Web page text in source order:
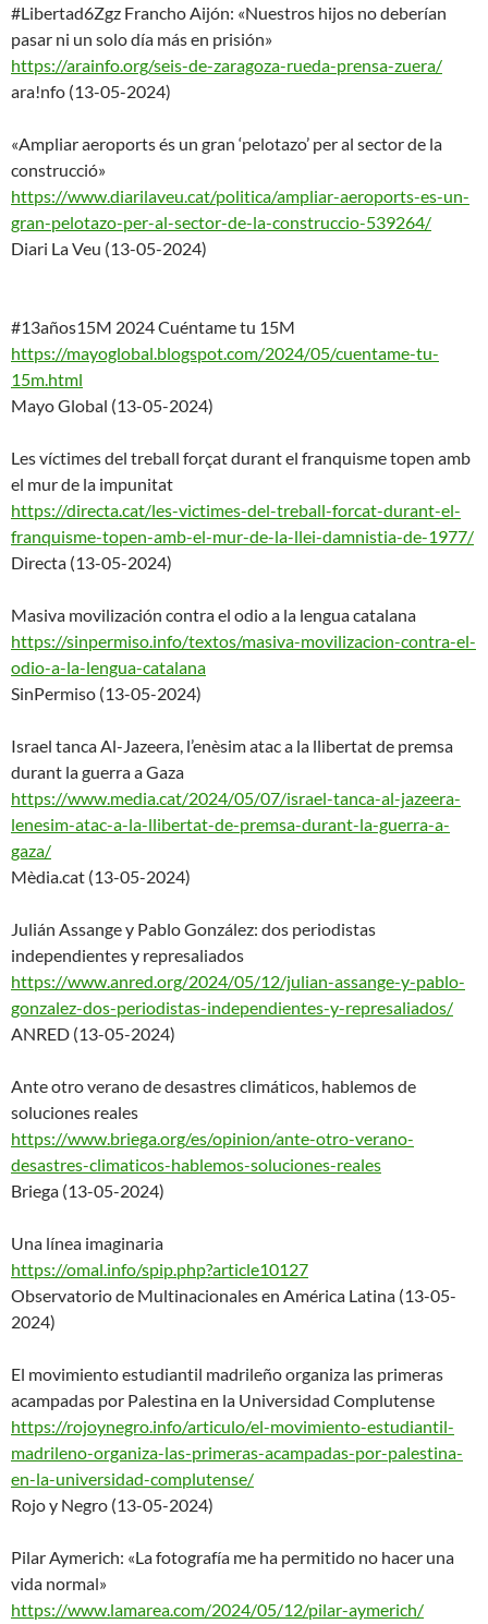
#Libertad6Zgz Francho Aijón: «Nuestros hijos no deberían
pasar ni un solo día más en prisión»
https://arainfo.org/seis-de-zaragoza-rueda-prensa-zuera/
ara!nfo (13-05-2024)
«Ampliar aeroports és un gran ‘pelotazo’ per al sector de la
construcció»
https://www.diarilaveu.cat/politica/ampliar-aeroports-es-un-
gran-pelotazo-per-al-sector-de-la-construccio-539264/
Diari La Veu (13-05-2024)
#13años15M 2024 Cuéntame tu 15M
https://mayoglobal.blogspot.com/2024/05/cuentame-tu-
15m.html
Mayo Global (13-05-2024)
Les víctimes del treball forçat durant el franquisme topen amb
el mur de la impunitat
https://directa.cat/les-victimes-del-treball-forcat-durant-el-
franquisme-topen-amb-el-mur-de-la-llei-damnistia-de-1977/
Directa (13-05-2024)
Masiva movilización contra el odio a la lengua catalana
https://sinpermiso.info/textos/masiva-movilizacion-contra-el-
odio-a-la-lengua-catalana
SinPermiso (13-05-2024)
Israel tanca Al-Jazeera, l’enèsim atac a la llibertat de premsa
durant la guerra a Gaza
https://www.media.cat/2024/05/07/israel-tanca-al-jazeera-
lenesim-atac-a-la-llibertat-de-premsa-durant-la-guerra-a-
gaza/
Mèdia.cat (13-05-2024)
Julián Assange y Pablo González: dos periodistas
independientes y represaliados
https://www.anred.org/2024/05/12/julian-assange-y-pablo-
gonzalez-dos-periodistas-independientes-y-represaliados/
ANRED (13-05-2024)
Ante otro verano de desastres climáticos, hablemos de
soluciones reales
https://www.briega.org/es/opinion/ante-otro-verano-
desastres-climaticos-hablemos-soluciones-reales
Briega (13-05-2024)
Una línea imaginaria
https://omal.info/spip.php?article10127
Observatorio de Multinacionales en América Latina (13-05-
2024)
El movimiento estudiantil madrileño organiza las primeras
acampadas por Palestina en la Universidad Complutense
https://rojoynegro.info/articulo/el-movimiento-estudiantil-
madrileno-organiza-las-primeras-acampadas-por-palestina-
en-la-universidad-complutense/
Rojo y Negro (13-05-2024)
Pilar Aymerich: «La fotografía me ha permitido no hacer una
vida normal»
https://www.lamarea.com/2024/05/12/pilar-aymerich/